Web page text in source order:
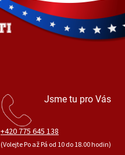
Jsme tu pro Vás
+420 775 645 138
(Volejte Po až Pá od 10 do 18.00 hodin)